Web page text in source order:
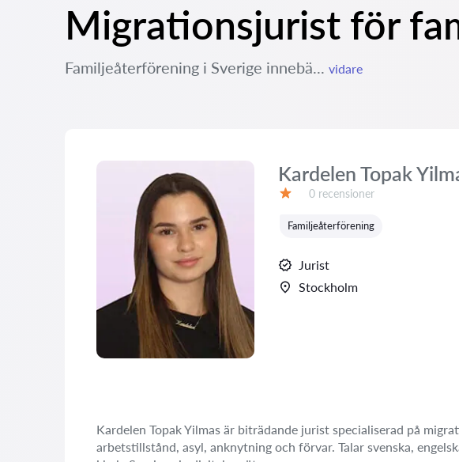
Migrationsjurist för
Familjeåterförening i Sverige innebä... vidare
Kardelen Topak
Recensioner:
0 recensioner
Familjeåterförening
Jurist
Stockholm
Kardelen Topak Yilmas är biträdande jurist specialiserad på
arbetstillstånd, asyl, anknytning och förvar. Talar svenska,